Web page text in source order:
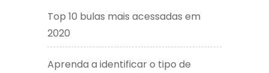
Top 10 bulas mais acessadas em
2020
Aprenda a identificar o tipo de